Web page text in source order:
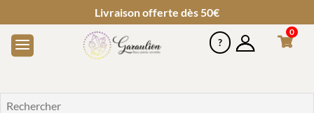
Livraison offerte dès 50€
0